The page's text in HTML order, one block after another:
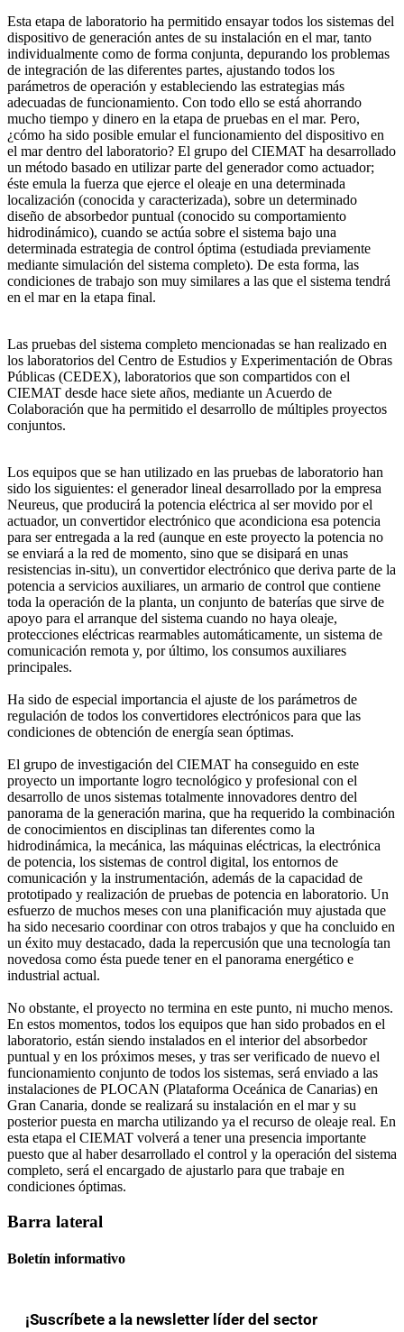
Esta etapa de laboratorio ha permitido ensayar todos los sistemas del
dispositivo de generación antes de su instalación en el mar, tanto
individualmente como de forma conjunta, depurando los problemas
de integración de las diferentes partes, ajustando todos los
parámetros de operación y estableciendo las estrategias más
adecuadas de funcionamiento. Con todo ello se está ahorrando
mucho tiempo y dinero en la etapa de pruebas en el mar. Pero,
¿cómo ha sido posible emular el funcionamiento del dispositivo en
el mar dentro del laboratorio? El grupo del CIEMAT ha desarrollado
un método basado en utilizar parte del generador como actuador;
éste emula la fuerza que ejerce el oleaje en una determinada
localización (conocida y caracterizada), sobre un determinado
diseño de absorbedor puntual (conocido su comportamiento
hidrodinámico), cuando se actúa sobre el sistema bajo una
determinada estrategia de control óptima (estudiada previamente
mediante simulación del sistema completo). De esta forma, las
condiciones de trabajo son muy similares a las que el sistema tendrá
en el mar en la etapa final.
Las pruebas del sistema completo mencionadas se han realizado en
los laboratorios del Centro de Estudios y Experimentación de Obras
Públicas (CEDEX), laboratorios que son compartidos con el
CIEMAT desde hace siete años, mediante un Acuerdo de
Colaboración que ha permitido el desarrollo de múltiples proyectos
conjuntos.
Los equipos que se han utilizado en las pruebas de laboratorio han
sido los siguientes: el generador lineal desarrollado por la empresa
Neureus, que producirá la potencia eléctrica al ser movido por el
actuador, un convertidor electrónico que acondiciona esa potencia
para ser entregada a la red (aunque en este proyecto la potencia no
se enviará a la red de momento, sino que se disipará en unas
resistencias in-situ), un convertidor electrónico que deriva parte de la
potencia a servicios auxiliares, un armario de control que contiene
toda la operación de la planta, un conjunto de baterías que sirve de
apoyo para el arranque del sistema cuando no haya oleaje,
protecciones eléctricas rearmables automáticamente, un sistema de
comunicación remota y, por último, los consumos auxiliares
principales.
Ha sido de especial importancia el ajuste de los parámetros de
regulación de todos los convertidores electrónicos para que las
condiciones de obtención de energía sean óptimas.
El grupo de investigación del CIEMAT ha conseguido en este
proyecto un importante logro tecnológico y profesional con el
desarrollo de unos sistemas totalmente innovadores dentro del
panorama de la generación marina, que ha requerido la combinación
de conocimientos en disciplinas tan diferentes como la
hidrodinámica, la mecánica, las máquinas eléctricas, la electrónica
de potencia, los sistemas de control digital, los entornos de
comunicación y la instrumentación, además de la capacidad de
prototipado y realización de pruebas de potencia en laboratorio. Un
esfuerzo de muchos meses con una planificación muy ajustada que
ha sido necesario coordinar con otros trabajos y que ha concluido en
un éxito muy destacado, dada la repercusión que una tecnología tan
novedosa como ésta puede tener en el panorama energético e
industrial actual.
No obstante, el proyecto no termina en este punto, ni mucho menos.
En estos momentos, todos los equipos que han sido probados en el
laboratorio, están siendo instalados en el interior del absorbedor
puntual y en los próximos meses, y tras ser verificado de nuevo el
funcionamiento conjunto de todos los sistemas, será enviado a las
instalaciones de PLOCAN (Plataforma Oceánica de Canarias) en
Gran Canaria, donde se realizará su instalación en el mar y su
posterior puesta en marcha utilizando ya el recurso de oleaje real. En
esta etapa el CIEMAT volverá a tener una presencia importante
puesto que al haber desarrollado el control y la operación del sistema
completo, será el encargado de ajustarlo para que trabaje en
condiciones óptimas.
Barra lateral
Boletín informativo
¡Suscríbete a la newsletter líder del sector